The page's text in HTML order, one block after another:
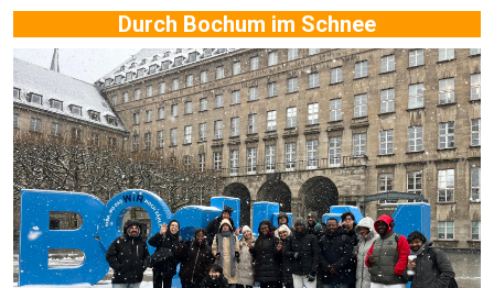
Durch Bochum im Schnee